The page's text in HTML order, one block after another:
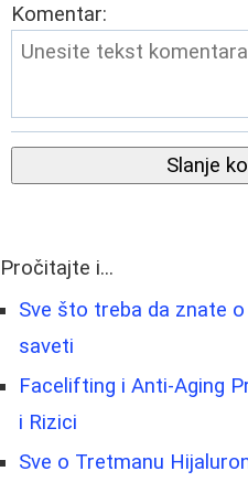
Komentar:
Slanje
Pročitajte i...
Sve što treba da znate
saveti
Facelifting i Anti-Aging
i Rizici
Sve o Tretmanu